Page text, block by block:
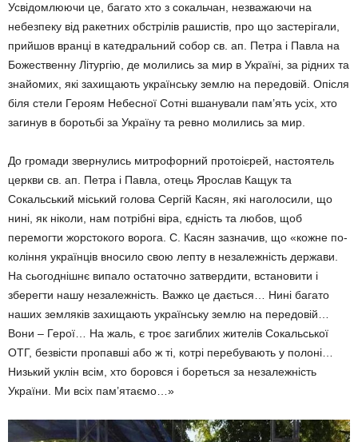
Усві­дом­люючи це, багато хто з сокаль­чан, незважаючи на
небезпеку від ракетних обстрілів рашистів, про що застерігали,
прийшов вранці в катедральний собор св. ап. Петра і Павла на
Божественну Літургію, де молились за мир в Україні, за рід­них та
знайомих, які захищають українську землю на передовій. Опіс­ля
біля стели Героям Небесної Сотні вшанували пам’ять усіх, хто
загинув в боротьбі за Україну та рев­но молились за мир.
До громади звернулись митро­фор­ний протоієрей, настоятель
церк­ви св. ап. Петра і Павла, отець Ярослав Кащук та
Сокальський міський голова Сергій Касян, які наголосили, що
нині, як ніколи, нам потрібні віра, єдність та любов, щоб
перемогти жорстокого ворога. С. Касян зазначив, що «кожне по­
коління українців вносило свою леп­ту в незалежність держави.
На сьогоднішнє випало остаточно зат­вердити, встановити і
зберегти на­шу незалежність. Важко це даєть­ся… Нині багато
наших земляків за­хищають українську землю на передовій…
Вони – Герої… На жаль, є троє загиблих жителів Со­каль­ської
ОТГ, безвісти пропавші або ж ті, котрі перебувають у поло­ні…
Низький уклін всім, хто боровся і бореться за незалежність
України. Ми всіх пам’ятаємо…»